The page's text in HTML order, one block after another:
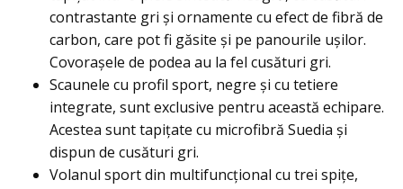
contrastante gri și ornamente cu efect de fibră de
carbon, care pot fi găsite şi pe panourile ușilor.
Covorașele de podea au la fel cusături gri.
Scaunele cu profil sport, negre şi cu tetiere
integrate, sunt exclusive pentru această echipare.
Acestea sunt tapițate cu microfibră Suedia și
dispun de cusături gri.
Volanul sport din multifuncțional cu trei spițe,